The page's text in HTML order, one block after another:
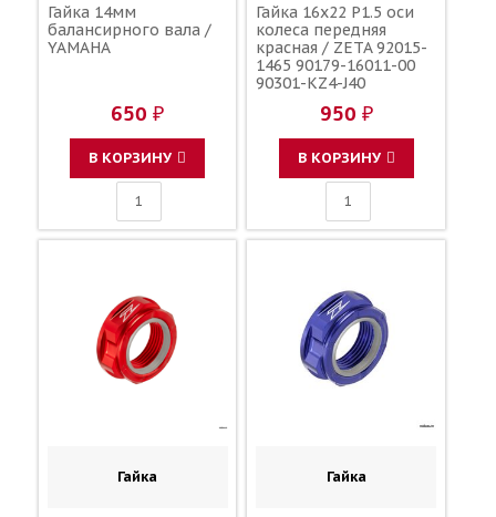
Гайка 14мм
балансирного вала /
YAMAHA
650 ₽
В КОРЗИНУ
Гайка 16x22 P1.5 оси
колеса передняя
красная / ZETA 92015-
1465 90179-16011-00
90301-KZ4-J40
950 ₽
В КОРЗИНУ
Гайка Гайка